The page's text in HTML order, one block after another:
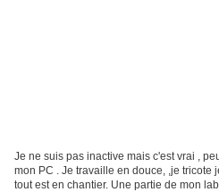
Je ne suis pas inactive mais c'est vrai ,
mon PC . Je travaille en douce, ,je tricote
tout est en chantier. Une partie de mon